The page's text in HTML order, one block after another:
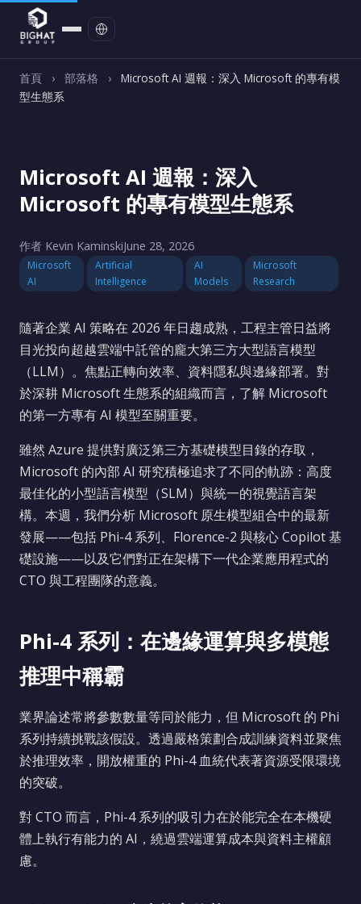
首頁 › 部落格 ›
Microsoft AI 週報：深入 Microsoft 的專有模
型生態系
Microsoft AI 週報：深入
Microsoft 的專有模型生態系
作者 Kevin KaminskiJune 28, 2026
Microsoft
AI
Artificial
Intelligence
AI
Models
Microsoft
Research
隨著企業 AI 策略在 2026 年日趨成熟，工程主管日益將
目光投向超越雲端中託管的龐大第三方大型語言模型
（LLM）。焦點正轉向效率、資料隱私與邊緣部署。對
於深耕 Microsoft 生態系的組織而言，了解 Microsoft
的第一方專有 AI 模型至關重要。
雖然 Azure 提供對廣泛第三方基礎模型目錄的存取，
Microsoft 的內部 AI 研究積極追求了不同的軌跡：高度
最佳化的小型語言模型（SLM）與統一的視覺語言架
構。本週，我們分析 Microsoft 原生模型組合中的最新
發展——包括 Phi-4 系列、Florence-2 與核心 Copilot 基
礎設施——以及它們對正在架構下一代企業應用程式的
CTO 與工程團隊的意義。
Phi-4 系列：在邊緣運算與多模態
推理中稱霸
業界論述常將參數數量等同於能力，但 Microsoft 的 Phi
系列持續挑戰該假設。透過嚴格策劃合成訓練資料並聚焦
於推理效率，開放權重的 Phi-4 血統代表著資源受限環境
的突破。
對 CTO 而言，Phi-4 系列的吸引力在於能完全在本機硬
體上執行有能力的 AI，繞過雲端運算成本與資料主權顧
慮。